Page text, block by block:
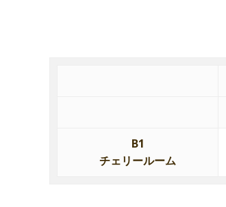
B1
チェリールーム